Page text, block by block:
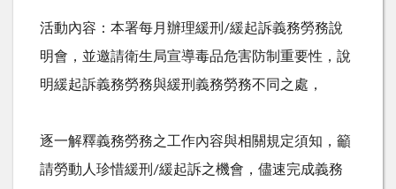
活動內容：本署每月辦理緩刑 /緩起訴義務勞務說
明會，並邀請衛生局宣導毒品危害防制重要性，說
明緩起訴義務勞務與緩刑義務勞務不同之處，
逐一解釋義務勞務之工作內容與相關規定須知，籲
請勞動人珍惜緩刑 /緩起訴之機會，儘速完成義務